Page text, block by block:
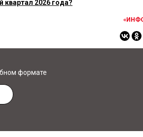
квартал 2026 года?
формате